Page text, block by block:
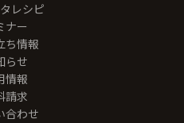
レシピ
ナー
ち情報
らせ
情報
請求
合わせ